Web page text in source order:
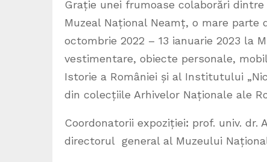
Grație unei frumoase colaborări
Muzeal Național Neamț, o mare parte
octombrie 2022 – 13 ianuarie 2023 la
vestimentare, obiecte personale,
Istorie a României și al Institutului
din colecțiile Arhivelor Naționale ale
Coordonatorii expozițieiꓽ prof. univ. dr.
directorul general al Muzeului